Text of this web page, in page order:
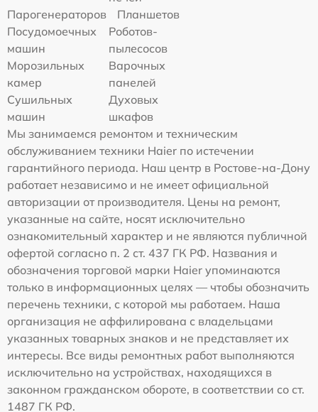
Парогенераторов
Планшетов
Посудомоечных
машин
Роботов-
пылесосов
Морозильных
камер
Варочных
панелей
Сушильных
машин
Духовых
шкафов
Мы занимаемся ремонтом и техническим
обслуживанием техники Haier по истечении
гарантийного периода. Наш центр в Ростове-на-Дону
работает независимо и не имеет официальной
авторизации от производителя. Цены на ремонт,
указанные на сайте, носят исключительно
ознакомительный характер и не являются публичной
офертой согласно п. 2 ст. 437 ГК РФ. Названия и
обозначения торговой марки Haier упоминаются
только в информационных целях — чтобы обозначить
перечень техники, с которой мы работаем. Наша
организация не аффилирована с владельцами
указанных товарных знаков и не представляет их
интересы. Все виды ремонтных работ выполняются
исключительно на устройствах, находящихся в
законном гражданском обороте, в соответствии со ст.
1487 ГК РФ.